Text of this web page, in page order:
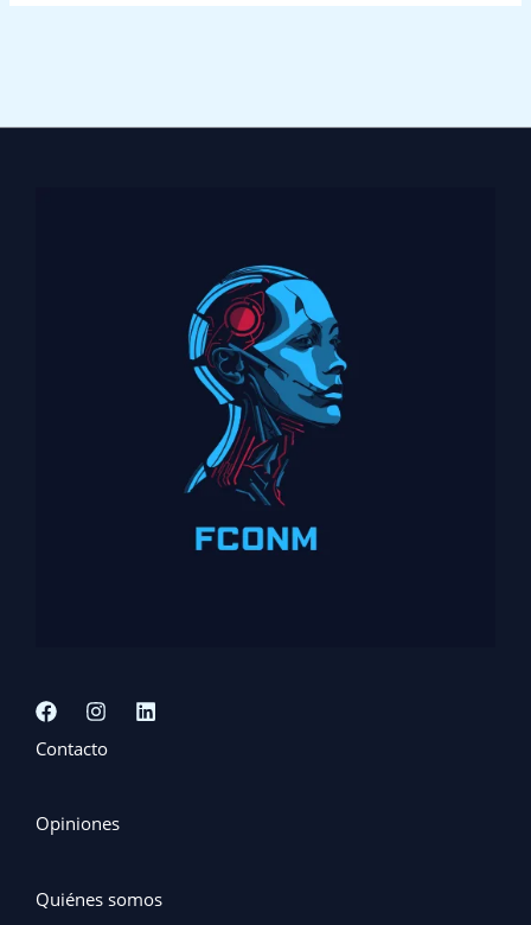
Contacto
Opiniones
Quiénes somos